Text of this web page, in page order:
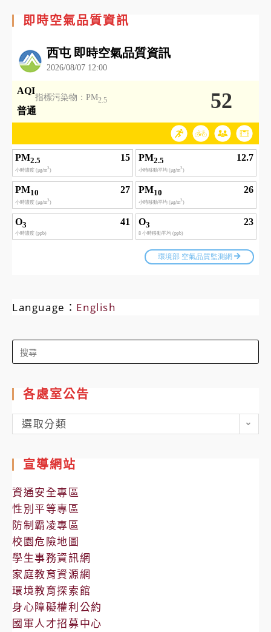
即時空氣品質資訊
Language： English
Search
for:
各處室公告
各
處
公
告
選取分類
宣導網站
資通安全專區
性別平等專區
防制霸凌專區
校園危險地圖
學生事務資訊網
家庭教育資源網
環境教育探索館
身心障礙權利公約
國軍人才招募中心